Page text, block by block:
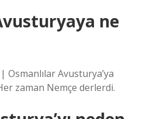
ne
Osmanlılar Avusturya’ya
zaman Nemçe derlerdi.